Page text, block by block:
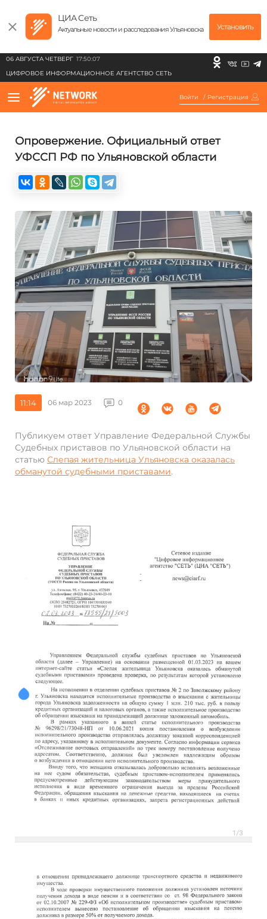
ЦИА Сеть
Актуальные новости и расследования Ульяновска Установить
06 АВГУСТА ЧЕТВЕРГ 17:50:07
ЦИФРОВОЕ ИНФОРМАЦИОННОЕ АГЕНТСТВО СЕТЬ
Войти / Регистрация
Опровержение. Официальный ответ
УФССП РФ по Ульяновской области
11:14 06 мар 2023 0
Публикуем ответ Управление Федеральной Службы
Судебных приставов по Ульяновской области на
статью Слепая жительница Ульяновска оказалась
обманутой судебными приставами.